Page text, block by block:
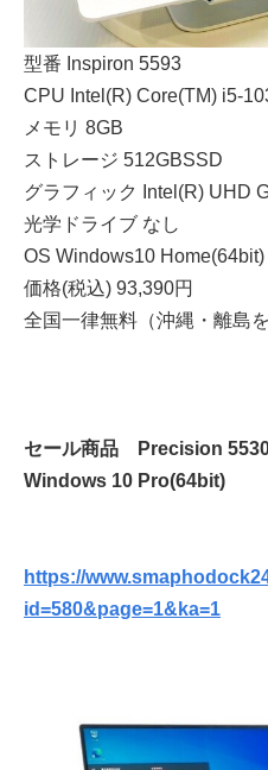
型番 Inspiron 5593
CPU Intel(R) Core(TM) i5-
メモリ 8GB
ストレージ 512GBSSD
グラフィック Intel(R) UHD
光学ドライブ なし
OS Windows10 Home(64bit)
価格(税込) 93,390円
全国一律無料（沖縄・離島を
セール商品 Precision
Windows 10 Pro(64bit)
https://
id=580&page=1&ka=1